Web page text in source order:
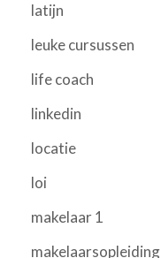
latijn
leuke cursussen
life coach
linkedin
locatie
loi
makelaar 1
makelaarsopleiding